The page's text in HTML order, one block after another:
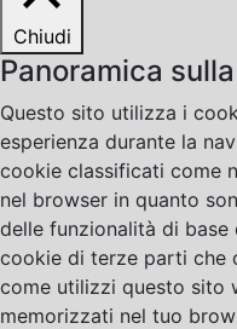
Chiudi
Panoramica
Questo sito utilizza i
esperienza durante la
cookie classificati come
nel browser in quanto
delle funzionalità di
cookie di terze parti che
come utilizzi questo sito
memorizzati nel tuo